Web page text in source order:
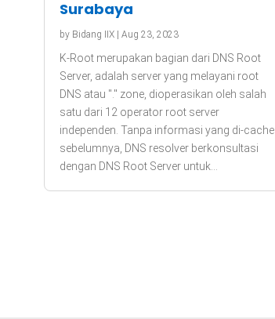
Surabaya
by Bidang IIX| Aug 23, 2023
K-Root merupakan bagian dari DNS Root
Server, adalah server yang melayani root
DNS atau "." zone, dioperasikan oleh salah
satu dari 12 operator root server
independen. Tanpa informasi yang di-cache
sebelumnya, DNS resolver berkonsultasi
dengan DNS Root Server untuk...